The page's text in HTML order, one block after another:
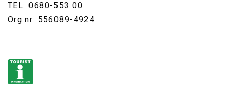
TEL: 0680-553 00
Org.nr: 556089-4924